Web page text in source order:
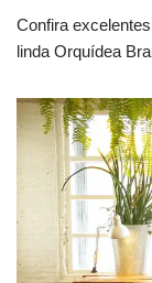
Confira
linda Orquídea